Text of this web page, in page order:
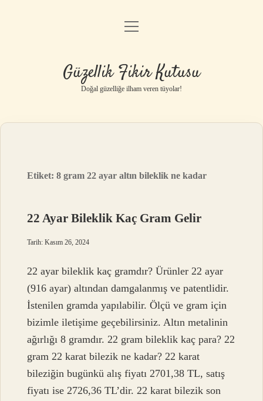
Anasayfa
Yasal Uyarı
menüyü
Güzellik Fikir Kutusu
Doğal güzelliğe ilham veren tüyolar!
Etiket:8 gram 22 ayar altın bileklik ne kadar
22 Ayar Bileklik Kaç Gram Gelir
Tarih: Kasım 26, 2024
22 ayar bileklik kaç gramdır? Ürünler 22 ayar
(916 ayar) altından damgalanmış ve patentlidir.
İstenilen gramda yapılabilir. Ölçü ve gram için
bizimle iletişime geçebilirsiniz. Altın metalinin
ağırlığı 8 gramdır. 22 gram bileklik kaç para? 22
gram 22 karat bilezik ne kadar? 22 karat
bileziğin bugünkü alış fiyatı 2701,38 TL, satış
fiyatı ise 2726,36 TL’dir. 22 karat bilezik son